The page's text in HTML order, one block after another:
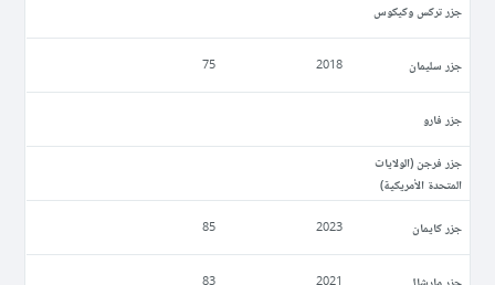
جزر تركس وكيكوس
جزر سليمان 2018
75
جزر فارو
جزر فرجن (الولايات
المتحدة الأمريكية)
جزر كايمان 2023
85
جزر مارشال 2021
83